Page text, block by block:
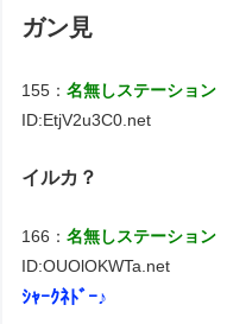
ガン見
155：名無しステーション
ID:EtjV2u3C0.net
イルカ？
166：名無しステーション
ID:OUOlOKWTa.net
ｼｬｰｸﾈﾄﾞｰ♪